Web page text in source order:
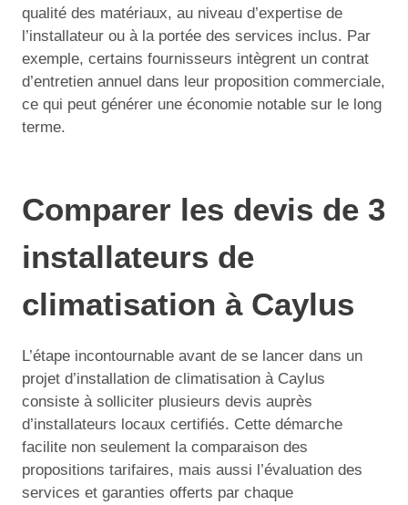
qualité des matériaux, au niveau d’expertise de
l’installateur ou à la portée des services inclus. Par
exemple, certains fournisseurs intègrent un contrat
d’entretien annuel dans leur proposition commerciale,
ce qui peut générer une économie notable sur le long
terme.
Comparer les devis de 3
installateurs de
climatisation à Caylus
L’étape incontournable avant de se lancer dans un
projet d’installation de climatisation à Caylus
consiste à solliciter plusieurs devis auprès
d’installateurs locaux certifiés. Cette démarche
facilite non seulement la comparaison des
propositions tarifaires, mais aussi l’évaluation des
services et garanties offerts par chaque